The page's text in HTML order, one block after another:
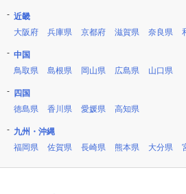
近畿
大阪府
兵庫県 京都府 滋賀県 奈良県
中国
鳥取県
島根県 岡山県 広島県 山口県
四国
徳島県
香川県 愛媛県 高知県
九州・沖縄
福岡県
佐賀県 長崎県 熊本県 大分県